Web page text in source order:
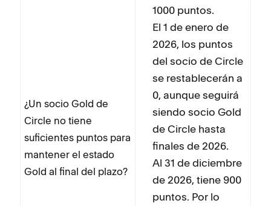
¿Un socio Gold de
Circle no tiene
suficientes puntos para
mantener el estado
Gold al final del plazo?
1000 puntos.
El 1 de enero de
2026, los puntos
del socio de Circle
se restablecerán a
0, aunque seguirá
siendo socio Gold
de Circle hasta
finales de 2026.
Al 31 de diciembre
de 2026, tiene 900
puntos. Por lo